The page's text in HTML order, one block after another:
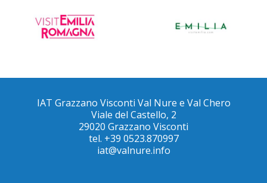
IAT Grazzano Visconti Val Nure e Val Chero
Viale del Castello, 2
29020 Grazzano Visconti
tel. +39 0523.870997
iat@valnure.info